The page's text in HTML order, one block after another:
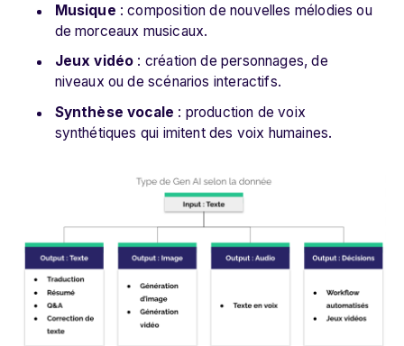
Musique : composition de nouvelles mélodies ou
de morceaux musicaux.
Jeux vidéo : création de personnages, de
niveaux ou de scénarios interactifs.
Synthèse vocale : production de voix
synthétiques qui imitent des voix humaines.